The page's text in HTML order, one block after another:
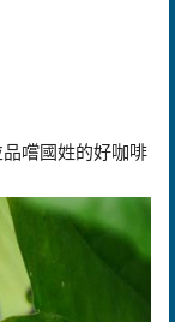
嚐國姓的好咖啡